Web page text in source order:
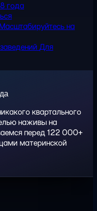
года
на
Для
квартального
наживы на
перед 122 000+
материнской